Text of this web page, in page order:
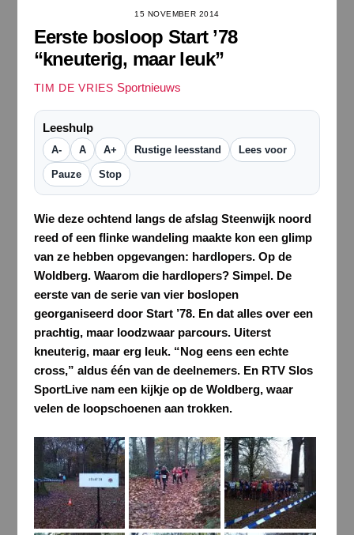
15 NOVEMBER 2014
Eerste bosloop Start ’78
“kneuterig, maar leuk”
TIM DE VRIES Sportnieuws
Leeshulp
A- A A+ Rustige leesstand Lees voor
Pauze Stop
Wie deze ochtend langs de afslag Steenwijk noord
reed of een flinke wandeling maakte kon een glimp
van ze hebben opgevangen: hardlopers. Op de
Woldberg. Waarom die hardlopers? Simpel. De
eerste van de serie van vier boslopen
georganiseerd door Start ’78. En dat alles over een
prachtig, maar loodzwaar parcours. Uiterst
kneuterig, maar erg leuk. “Nog eens een echte
cross,” aldus één van de deelnemers. En RTV Slos
SportLive nam een kijkje op de Woldberg, waar
velen de loopschoenen aan trokken.